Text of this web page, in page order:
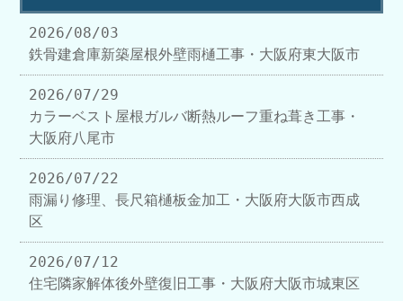
2026/08/03
鉄骨建倉庫新築屋根外壁雨樋工事・大阪府東大阪市
2026/07/29
カラーベスト屋根ガルバ断熱ルーフ重ね葺き工事・
大阪府八尾市
2026/07/22
雨漏り修理、長尺箱樋板金加工・大阪府大阪市西成
区
2026/07/12
住宅隣家解体後外壁復旧工事・大阪府大阪市城東区